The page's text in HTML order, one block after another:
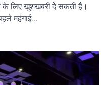
के लिए खुशखबरी दे सकती है।
महंगाई…